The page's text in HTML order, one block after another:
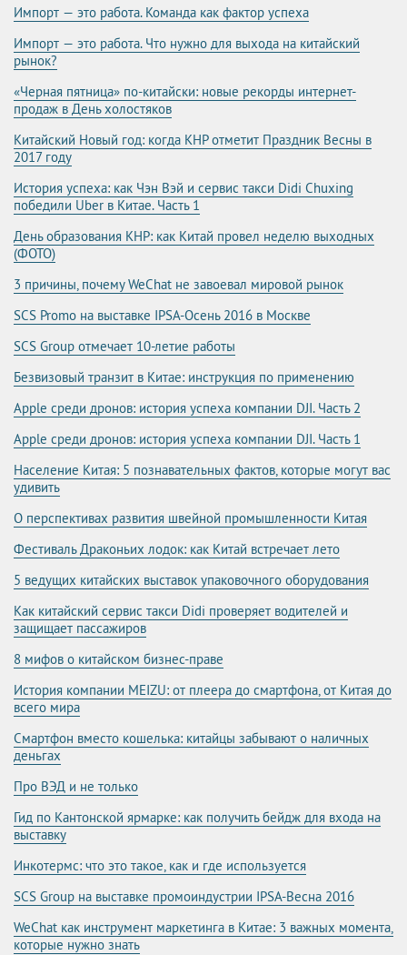
Импорт — это работа. Команда как фактор успеха
Импорт — это работа. Что нужно для выхода на китайский
рынок?
«Черная пятница» по-китайски: новые рекорды интернет-
продаж в День холостяков
Китайский Новый год: когда КНР отметит Праздник Весны в
2017 году
История успеха: как Чэн Вэй и сервис такси Didi Chuxing
победили Uber в Китае. Часть 1
День образования КНР: как Китай провел неделю выходных
(ФОТО)
3 причины, почему WeChat не завоевал мировой рынок
SCS Promo на выставке IPSA-Осень 2016 в Москве
SCS Group отмечает 10-летие работы
Безвизовый транзит в Китае: инструкция по применению
Apple среди дронов: история успеха компании DJI. Часть 2
Apple среди дронов: история успеха компании DJI. Часть 1
Население Китая: 5 познавательных фактов, которые могут вас
удивить
О перспективах развития швейной промышленности Китая
Фестиваль Драконьих лодок: как Китай встречает лето
5 ведущих китайских выставок упаковочного оборудования
Как китайский сервис такси Didi проверяет водителей и
защищает пассажиров
8 мифов о китайском бизнес-праве
История компании MEIZU: от плеера до смартфона, от Китая до
всего мира
Смартфон вместо кошелька: китайцы забывают о наличных
деньгах
Про ВЭД и не только
Гид по Кантонской ярмарке: как получить бейдж для входа на
выставку
Инкотермс: что это такое, как и где используется
SCS Group на выставке промоиндустрии IPSA-Весна 2016
WeChat как инструмент маркетинга в Китае: 3 важных момента,
которые нужно знать